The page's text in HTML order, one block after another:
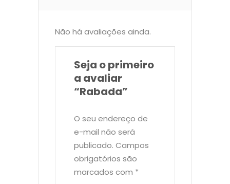
Não há avaliações ainda.
Seja o primeiro
a avaliar
“Rabada”
O seu endereço de
e-mail não será
publicado. Campos
obrigatórios são
marcados com *